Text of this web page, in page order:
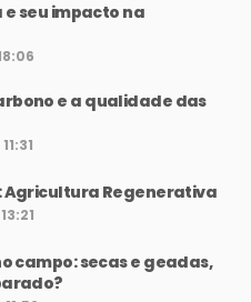
seu impacto na
e a qualidade das
Agricultura Regenerativa
campo: secas e geadas,